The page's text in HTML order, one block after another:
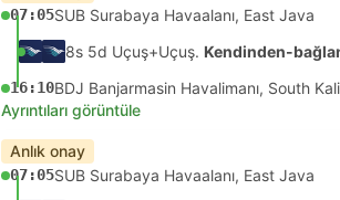
07:05SUB Surabaya Havaalanı, East Java
8s 5d Uçuş+Uçuş. Kendinden-
16:10BDJ Banjarmasin Havalimanı, South
Ayrıntıları görüntüle
Anlık onay
07:05SUB Surabaya Havaalanı, East Java